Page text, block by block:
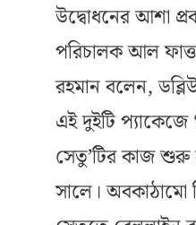
উদ্বোধনের আশা
পরিচালক আল
রহমান বলেন,
এই দুইটি প্যাকেজে
সেতু’টির কাজ শুরু
সালে। অবকাঠামো